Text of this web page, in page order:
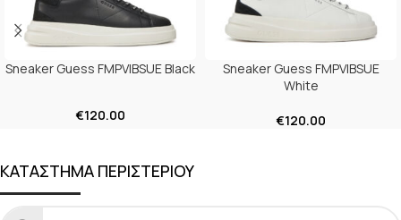
Sneaker Guess FMPVIBSUE Black
€120.00
Sneaker Guess FMPVIBSUE
White
€120.00
ΚΑΤΑΣΤΗΜΑ ΠΕΡΙΣΤΕΡΙΟΥ